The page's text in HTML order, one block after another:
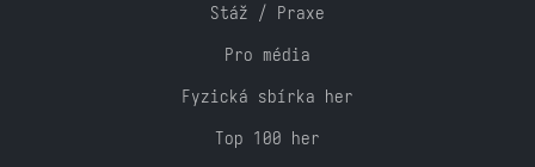
Stáž / Praxe
Pro média
Fyzická sbírka her
Top 100 her